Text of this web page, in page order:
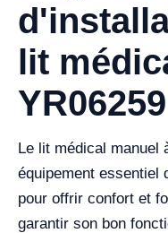
lit
YR06259
Le lit médical manuel
équipement essentiel
pour offrir confort et
garantir son bon